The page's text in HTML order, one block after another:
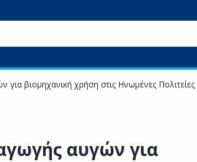
για βιομηχανική χρήση στις Ηνωμένες
αυγών για